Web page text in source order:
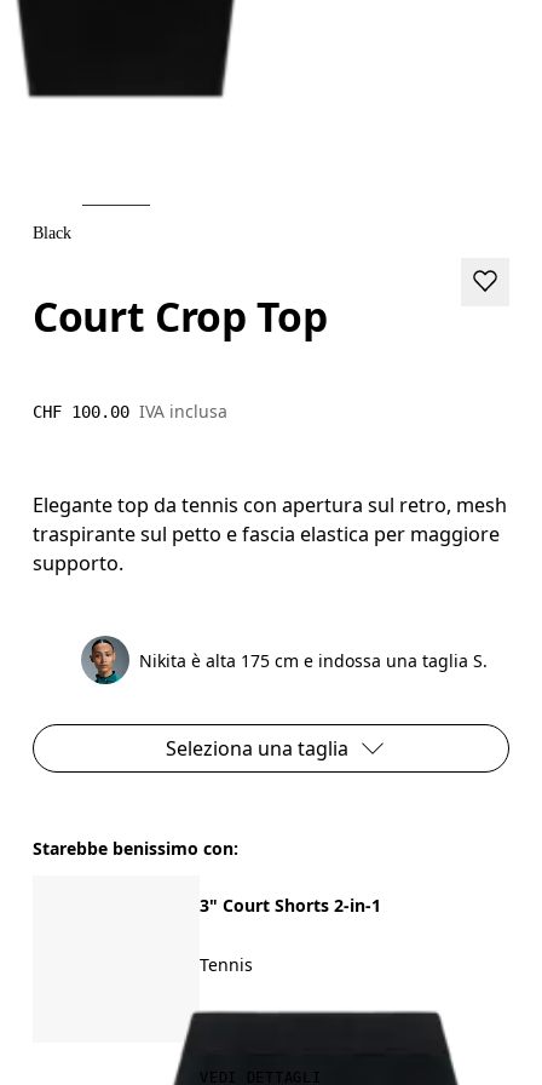
Black
Court Crop Top
CHF 100.00 IVA inclusa
Elegante top da tennis con apertura sul retro, mesh
traspirante sul petto e fascia elastica per maggiore
supporto.
Nikita è alta 175 cm e indossa una taglia S.
Seleziona una taglia
Starebbe benissimo con:
3" Court Shorts 2-in-1
Tennis
VEDI DETTAGLI